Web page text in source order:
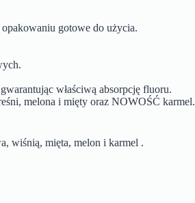
gotowe do użycia.
właściwą absorpcję fluoru.
melona i mięty oraz NOWOŚĆ karmel.
wiśnią, mięta, melon i karmel .